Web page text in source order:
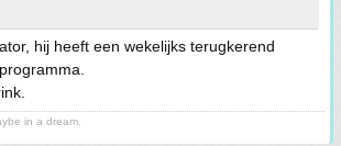
hij heeft een wekelijks terugkerend
in a dream.